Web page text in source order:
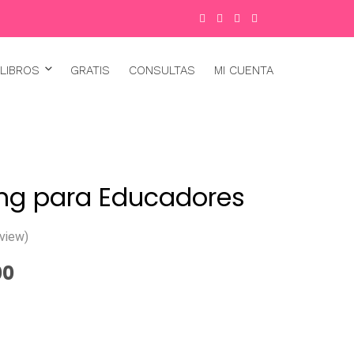
LIBROS GRATIS CONSULTAS MI CUENTA
para Educadores